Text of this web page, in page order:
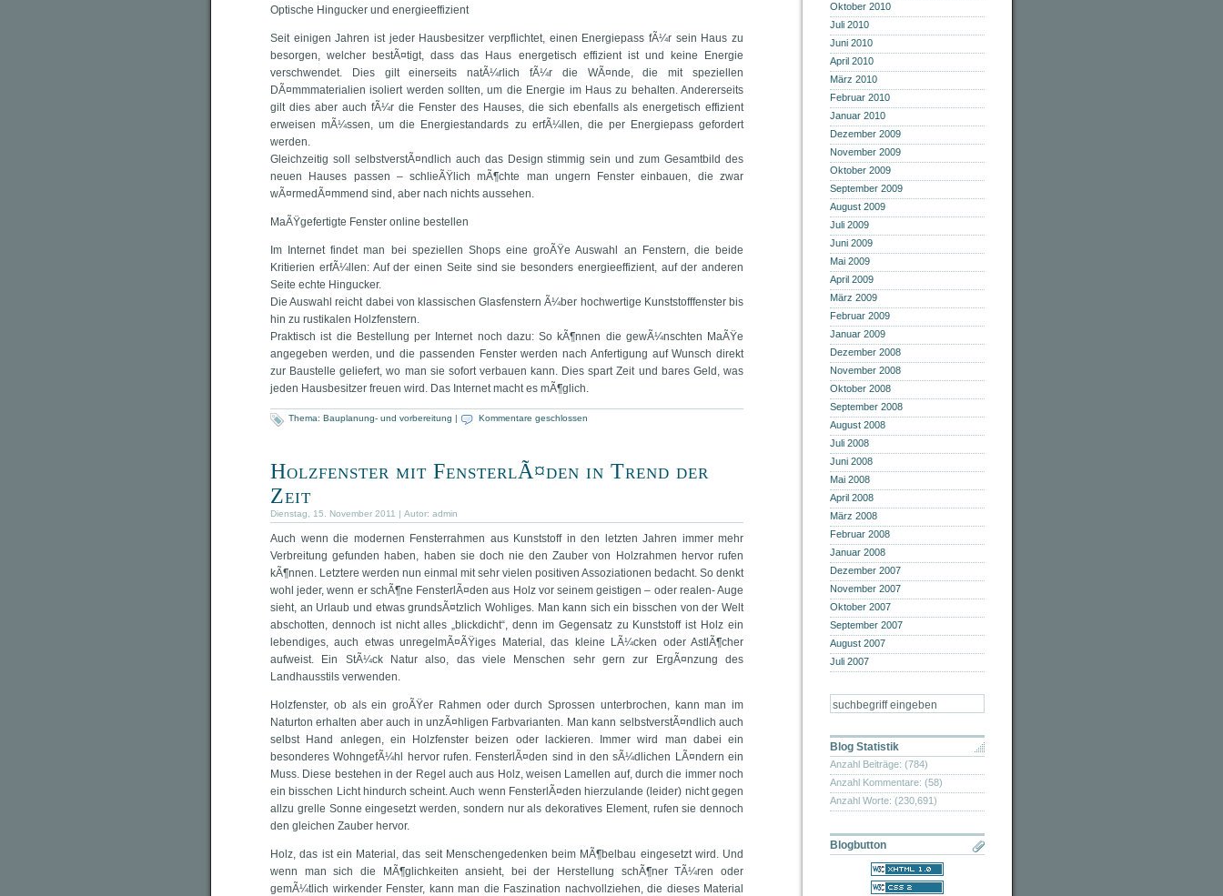
Optische Hingucker und energieeffizient
Seit einigen Jahren ist jeder Hausbesitzer verpflichtet, einen Energiepass fÃ¼r sein Haus zu
besorgen, welcher bestÃ¤tigt, dass das Haus energetisch effizient ist und keine Energie
verschwendet. Dies gilt einerseits natÃ¼rlich fÃ¼r die WÃ¤nde, die mit speziellen
DÃ¤mmmaterialien isoliert werden sollten, um die Energie im Haus zu behalten. Andererseits
gilt dies aber auch fÃ¼r die Fenster des Hauses, die sich ebenfalls als energetisch effizient
erweisen mÃ¼ssen, um die Energiestandards zu erfÃ¼llen, die per Energiepass gefordert
werden.
Gleichzeitig soll selbstverstÃ¤ndlich auch das Design stimmig sein und zum Gesamtbild des
neuen Hauses passen – schlieÃŸlich mÃ¶chte man ungern Fenster einbauen, die zwar
wÃ¤rmedÃ¤mmend sind, aber nach nichts aussehen.
MaÃŸgefertigte Fenster online bestellen
Im Internet findet man bei speziellen Shops eine groÃŸe Auswahl an Fenstern, die beide
Kritierien erfÃ¼llen: Auf der einen Seite sind sie besonders energieeffizient, auf der anderen
Seite echte Hingucker.
Die Auswahl reicht dabei von klassischen Glasfenstern Ã¼ber hochwertige Kunststofffenster bis
hin zu rustikalen Holzfenstern.
Praktisch ist die Bestellung per Internet noch dazu: So kÃ¶nnen die gewÃ¼nschten MaÃŸe
angegeben werden, und die passenden Fenster werden nach Anfertigung auf Wunsch direkt
zur Baustelle geliefert, wo man sie sofort verbauen kann. Dies spart Zeit und bares Geld, was
jeden Hausbesitzer freuen wird. Das Internet macht es mÃ¶glich.
Thema: Bauplanung- und vorbereitung | Kommentare geschlossen
Holzfenster mit FensterlÃ¤den in Trend der
Zeit
Dienstag, 15. November 2011 | Autor: admin
Auch wenn die modernen Fensterrahmen aus Kunststoff in den letzten Jahren immer mehr
Verbreitung gefunden haben, haben sie doch nie den Zauber von Holzrahmen hervor rufen
kÃ¶nnen. Letztere werden nun einmal mit sehr vielen positiven Assoziationen bedacht. So denkt
wohl jeder, wenn er schÃ¶ne FensterlÃ¤den aus Holz vor seinem geistigen – oder realen- Auge
sieht, an Urlaub und etwas grundsÃ¤tzlich Wohliges. Man kann sich ein bisschen von der Welt
abschotten, dennoch ist nicht alles „blickdicht“, denn im Gegensatz zu Kunststoff ist Holz ein
lebendiges, auch etwas unregelmÃ¤ÃŸiges Material, das kleine LÃ¼cken oder AstlÃ¶cher
aufweist. Ein StÃ¼ck Natur also, das viele Menschen sehr gern zur ErgÃ¤nzung des
Landhausstils verwenden.
Holzfenster, ob als ein groÃŸer Rahmen oder durch Sprossen unterbrochen, kann man im
Naturton erhalten aber auch in unzÃ¤hligen Farbvarianten. Man kann selbstverstÃ¤ndlich auch
selbst Hand anlegen, ein Holzfenster beizen oder lackieren. Immer wird man dabei ein
besonderes WohngefÃ¼hl hervor rufen. FensterlÃ¤den sind in den sÃ¼dlichen LÃ¤ndern ein
Muss. Diese bestehen in der Regel auch aus Holz, weisen Lamellen auf, durch die immer noch
ein bisschen Licht hindurch scheint. Auch wenn FensterlÃ¤den hierzulande (leider) nicht gegen
allzu grelle Sonne eingesetzt werden, sondern nur als dekoratives Element, rufen sie dennoch
den gleichen Zauber hervor.
Holz, das ist ein Material, das seit Menschengedenken beim MÃ¶belbau eingesetzt wird. Und
wenn man sich die MÃ¶glichkeiten ansieht, bei der Herstellung schÃ¶ner TÃ¼ren oder
gemÃ¼tlich wirkender Fenster, kann man die Faszination nachvollziehen, die dieses Material
Oktober 2010
Juli 2010
Juni 2010
April 2010
März 2010
Februar 2010
Januar 2010
Dezember 2009
November 2009
Oktober 2009
September 2009
August 2009
Juli 2009
Juni 2009
Mai 2009
April 2009
März 2009
Februar 2009
Januar 2009
Dezember 2008
November 2008
Oktober 2008
September 2008
August 2008
Juli 2008
Juni 2008
Mai 2008
April 2008
März 2008
Februar 2008
Januar 2008
Dezember 2007
November 2007
Oktober 2007
September 2007
August 2007
Juli 2007
Blog Statistik
Anzahl Beiträge: (784)
Anzahl Kommentare: (58)
Anzahl Worte: (230,691)
Blogbutton